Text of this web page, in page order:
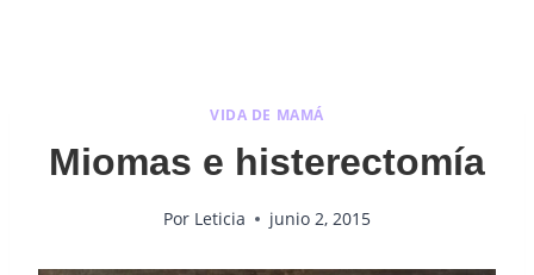
VIDA DE MAMÁ
Miomas e histerectomía
Por Leticia junio 2, 2015